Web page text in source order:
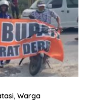
Warga